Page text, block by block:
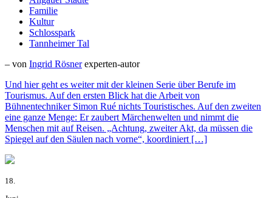
Familie
Kultur
Schlosspark
Tannheimer Tal
– von Ingrid Rösner experten-autor
Und hier geht es weiter mit der kleinen Serie über Berufe im
Tourismus. Auf den ersten Blick hat die Arbeit von
Bühnentechniker Simon Rué nichts Touristisches. Auf den zweiten
eine ganze Menge: Er zaubert Märchenwelten und nimmt die
Menschen mit auf Reisen. „Achtung, zweiter Akt, da müssen die
Spiegel auf den Säulen nach vorne“, koordiniert […]
18.